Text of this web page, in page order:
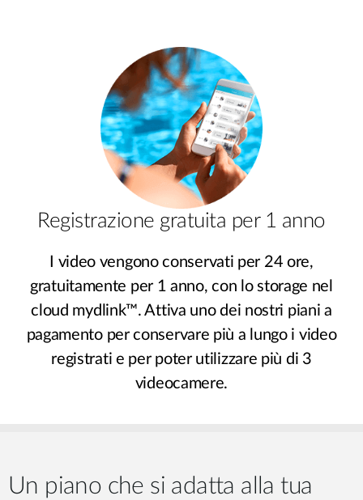
Registrazione gratuita per 1 anno
I video vengono conservati per 24 ore,
gratuitamente per 1 anno, con lo storage nel
cloud mydlink™. Attiva uno dei nostri piani a
pagamento per conservare più a lungo i video
registrati e per poter utilizzare più di 3
videocamere.
Un piano che si adatta alla tua